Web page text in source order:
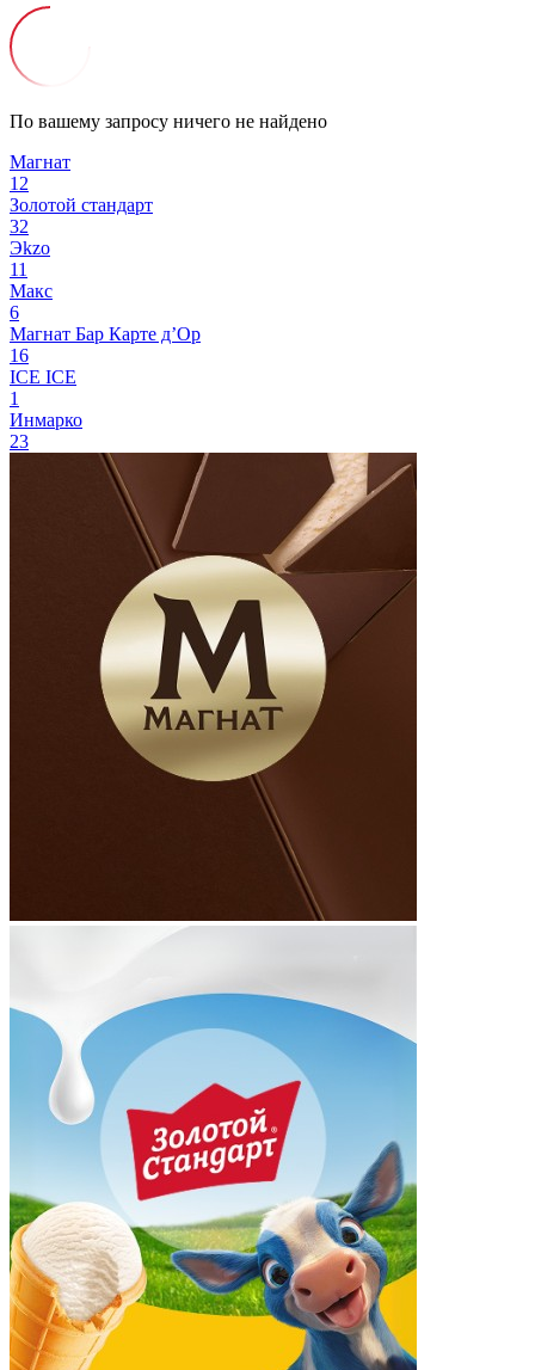
По вашему запросу ничего не найдено
Магнат
12
Золотой стандарт
32
Эkzо
11
Макс
6
Магнат Бар Карте д’Ор
16
ICE ICE
1
Инмарко
23